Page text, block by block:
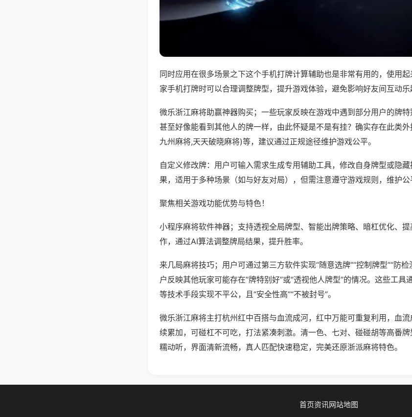
同时应用在很多场景之下这个手机打牌计算辅助也是非常有用的，使用
家手机打牌时可以合理调整牌型，提升游戏体验，避免影响好友间互动乐
微乐浙江麻将助赢神器购买；一些玩家反映在游戏中遇到部分用户的牌特
甚至好像能看到其他人的牌一样，由此怀疑是不是有挂？确实存在此类
九州麻将,天天破晓麻将)等，建议通过正规途径维护游戏公平。
自定义修改牌：用户可输入需求生成专用辅助工具，修改自身牌型或隐藏
果，适用于多种场景（如与好友对局），但需注意遵守游戏规则，维护公
聚焦相关游戏功能优势与特色！
小程序麻将软件神器；支持透视全局牌型、智能出牌策略、暗杠优化、
作，通过AI算法调整牌局结果，提升胜率。
来几局麻将技巧；用户可通过第三方软件实现“随意选牌”“控制牌型”“防
户反映其他玩家可能存在“牌特别好”或“透视他人牌型”的情况。这些工具
等技术手段实现不平公，且“安全性高”“不被封号”。
微乐浙江麻将主打杭州红中百搭与血流成河，红中万能可重复利用，血
续累加，可碰杠不可吃，打法紧凑刺激。清一色、七对、碰碰胡等高番
糯动听，界面清新流畅，真人匹配快速稳定，完美还原浙派麻将特色。
首页资讯网站地图